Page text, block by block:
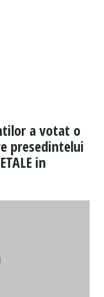
a votat o
presedintelui
in